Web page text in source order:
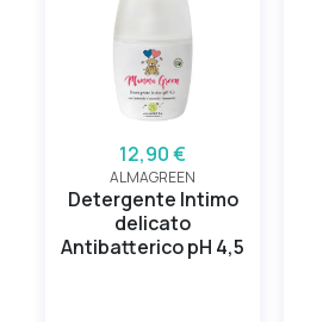
12,90 €
ALMAGREEN
Detergente Intimo
delicato
Antibatterico pH 4,5